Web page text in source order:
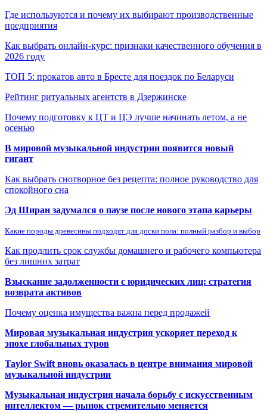
Где используются и почему их выбирают производственные
предприятия
Как выбрать онлайн-курс: признаки качественного обучения в
2026 году
ТОП 5: прокатов авто в Бресте для поездок по Беларуси
Рейтинг ритуальных агентств в Дзержинске
Почему подготовку к ЦТ и ЦЭ лучше начинать летом, а не
осенью
В мировой музыкальной индустрии появится новый
гигант
Как выбрать снотворное без рецепта: полное руководство для
спокойного сна
Эд Ширан задумался о паузе после нового этапа карьеры
Какие породы древесины подходят для доски пола: полный разбор и выбор
Как продлить срок службы домашнего и рабочего компьютера
без лишних затрат
Взыскание задолженности с юридических лиц: стратегия
возврата активов
Почему оценка имущества важна перед продажей
Мировая музыкальная индустрия ускоряет переход к
эпохе глобальных туров
Taylor Swift вновь оказалась в центре внимания мировой
музыкальной индустрии
Музыкальная индустрия начала борьбу с искусственным
интеллектом — рынок стремительно меняется